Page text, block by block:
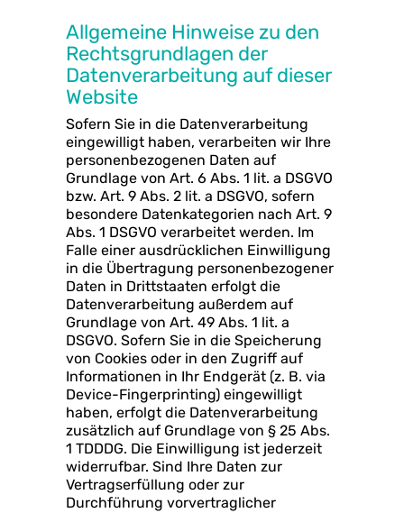
Allgemeine Hinweise zu den
Rechtsgrundlagen der
Datenverarbeitung auf dieser
Website
Sofern Sie in die Datenverarbeitung
eingewilligt haben, verarbeiten wir Ihre
personenbezogenen Daten auf
Grundlage von Art. 6 Abs. 1 lit. a DSGVO
bzw. Art. 9 Abs. 2 lit. a DSGVO, sofern
besondere Datenkategorien nach Art. 9
Abs. 1 DSGVO verarbeitet werden. Im
Falle einer ausdrücklichen Einwilligung
in die Übertragung personenbezogener
Daten in Drittstaaten erfolgt die
Datenverarbeitung außerdem auf
Grundlage von Art. 49 Abs. 1 lit. a
DSGVO. Sofern Sie in die Speicherung
von Cookies oder in den Zugriff auf
Informationen in Ihr Endgerät (z. B. via
Device-Fingerprinting) eingewilligt
haben, erfolgt die Datenverarbeitung
zusätzlich auf Grundlage von § 25 Abs.
1 TDDDG. Die Einwilligung ist jederzeit
widerrufbar. Sind Ihre Daten zur
Vertragserfüllung oder zur
Durchführung vorvertraglicher